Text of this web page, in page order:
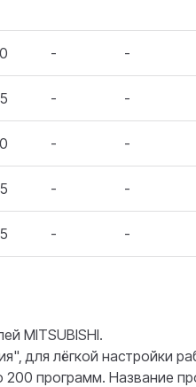
- -
- -
- -
- -
- -
MITSUBISHI.
для лёгкой настройки
программ. Название